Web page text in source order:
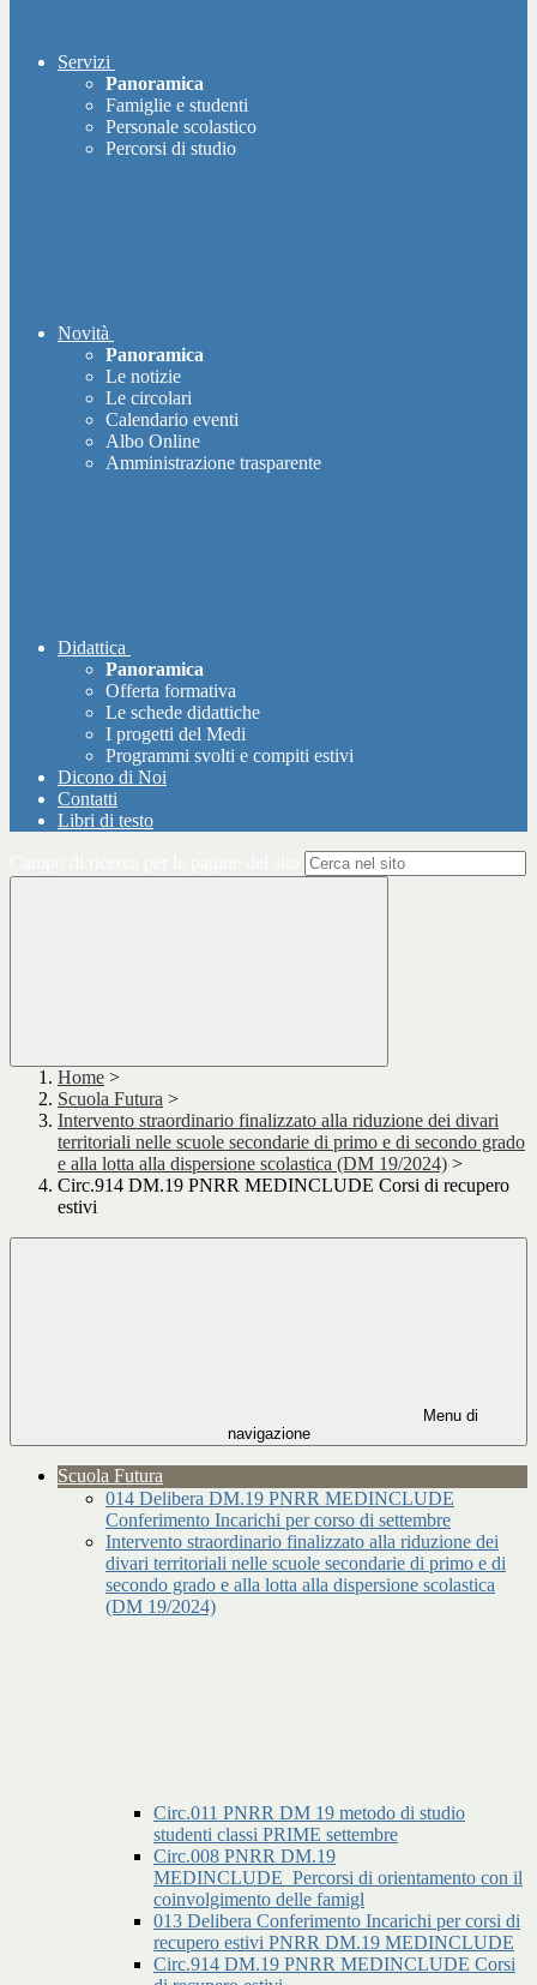
Servizi
Panoramica
Famiglie e studenti
Personale scolastico
Percorsi di studio
Novità
Panoramica
Le notizie
Le circolari
Calendario eventi
Albo Online
Amministrazione trasparente
Didattica
Panoramica
Offerta formativa
Le schede didattiche
I progetti del Medi
Programmi svolti e compiti estivi
Dicono di Noi
Contatti
Libri di testo
Home >
Scuola Futura >
Intervento straordinario finalizzato alla riduzione dei divari
territoriali nelle scuole secondarie di primo e di secondo grado
e alla lotta alla dispersione scolastica (DM 19/2024) >
Circ.914 DM.19 PNRR MEDINCLUDE Corsi di recupero
estivi
Menu di
navigazione
Scuola Futura
014 Delibera DM.19 PNRR MEDINCLUDE
Conferimento Incarichi per corso di settembre
Intervento straordinario finalizzato alla riduzione dei
divari territoriali nelle scuole secondarie di primo e di
secondo grado e alla lotta alla dispersione scolastica
(DM 19/2024)
Circ.011 PNRR DM 19 metodo di studio
studenti classi PRIME settembre
Circ.008 PNRR DM.19
MEDINCLUDE_Percorsi di orientamento con il
coinvolgimento delle famigl
013 Delibera Conferimento Incarichi per corsi di
recupero estivi PNRR DM.19 MEDINCLUDE
Circ.914 DM.19 PNRR MEDINCLUDE Corsi